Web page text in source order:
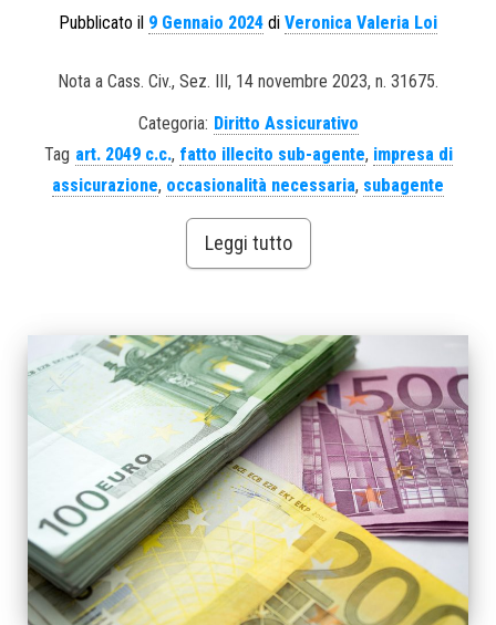
Pubblicato il 9 Gennaio 2024 di Veronica Valeria Loi
Nota a Cass. Civ., Sez. III, 14 novembre 2023, n. 31675.
Categoria: Diritto Assicurativo
Tag art. 2049 c.c., fatto illecito sub-agente, impresa di
assicurazione, occasionalità necessaria, subagente
Leggi tutto